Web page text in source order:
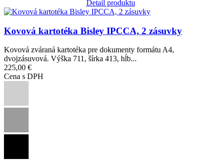
Detail produktu
Obrázok
Kovová kartotéka Bisley IPCCA, 2 zásuvky
Kovová zváraná kartotéka pre dokumenty formátu A4,
dvojzásuvová. Výška 711, šírka 413, hĺb...
225,00 €
Cena s DPH